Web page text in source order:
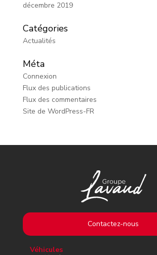
décembre 2019
Catégories
Actualités
Méta
Connexion
Flux des publications
Flux des commentaires
Site de WordPress-FR
Contactez-nous
Véhicules